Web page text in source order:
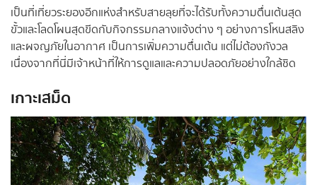
เป็นที่เที่ยวระยองอีกแห่งสำหรับสายลุยที่จะได้รับทั้งความตื่นเต้นสุด
ขั้วและโลดโผนสุดขีดกับกิจกรรมกลางแจ้งต่าง ๆ อย่างการโหนสลิง
และผจญภัยในอากาศ เป็นการเพิ่มความตื่นเต้น แต่ไม่ต้องกังวล
เนื่องจากที่นี่มีเจ้าหน้าที่ให้การดูแลและความปลอดภัยอย่างใกล้ชิด
เกาะเสม็ด